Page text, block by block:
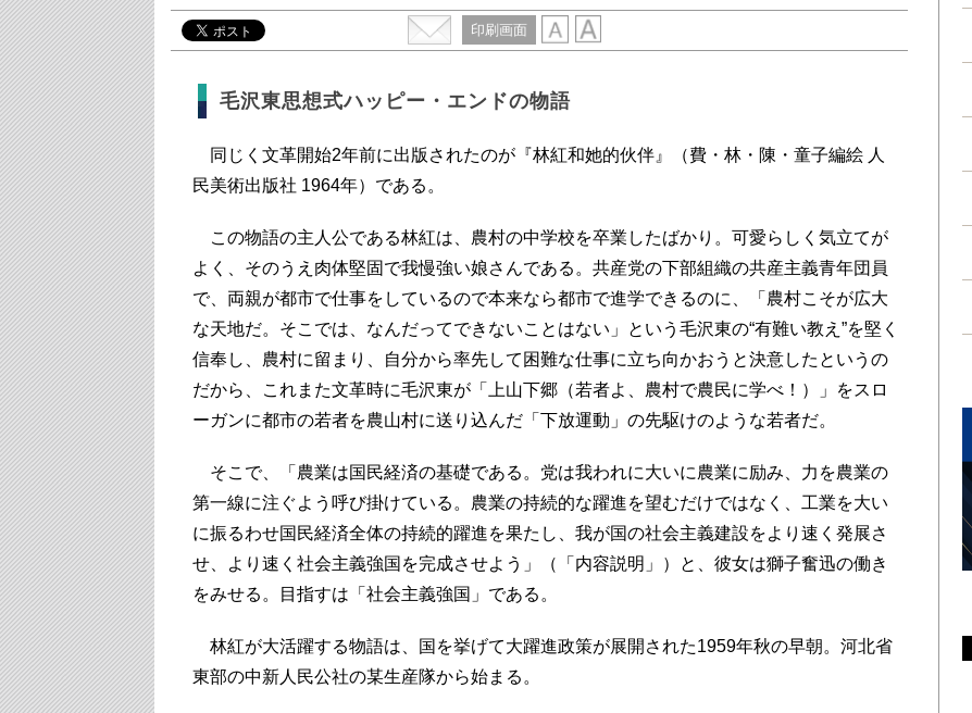
印刷画面
毛沢東思想式ハッピー・エンドの物語
同じく文革開始2年前に出版されたのが『林紅和她的伙伴』（費・林・陳・童子編絵 人
民美術出版社 1964年）である。
この物語の主人公である林紅は、農村の中学校を卒業したばかり。可愛らしく気立てが
よく、そのうえ肉体堅固で我慢強い娘さんである。共産党の下部組織の共産主義青年団員
で、両親が都市で仕事をしているので本来なら都市で進学できるのに、「農村こそが広大
な天地だ。そこでは、なんだってできないことはない」という毛沢東の“有難い教え”を堅く
信奉し、農村に留まり、自分から率先して困難な仕事に立ち向かおうと決意したというの
だから、これまた文革時に毛沢東が「上山下郷（若者よ、農村で農民に学べ！）」をスロ
ーガンに都市の若者を農山村に送り込んだ「下放運動」の先駆けのような若者だ。
そこで、「農業は国民経済の基礎である。党は我われに大いに農業に励み、力を農業の
第一線に注ぐよう呼び掛けている。農業の持続的な躍進を望むだけではなく、工業を大い
に振るわせ国民経済全体の持続的躍進を果たし、我が国の社会主義建設をより速く発展さ
せ、より速く社会主義強国を完成させよう」（「内容説明」）と、彼女は獅子奮迅の働き
をみせる。目指すは「社会主義強国」である。
林紅が大活躍する物語は、国を挙げて大躍進政策が展開された1959年秋の早朝。河北省
東部の中新人民公社の某生産隊から始まる。